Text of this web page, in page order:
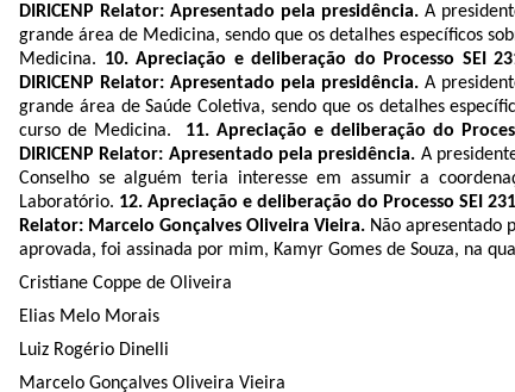
DIRICENP Relator: Apresentado pela presidência.A
grande área de Medicina, sendo que os detalhes específicos
Medicina. 10. Apreciação e deliberação do Processo SEI
DIRICENP Relator: Apresentado pela presidência.A
grande área de Saúde Coletiva, sendo que os detalhes
curso de Medicina. 11. Apreciação e deliberação do
DIRICENP Relator: Apresentado pela presidência. A
Conselho se alguém teria interesse em assumir a
Laboratório. 12. Apreciação e deliberação do Processo SEI
Relator: Marcelo Gonçalves Oliveira Vieira. Não apresentado
aprovada, foi assinada por mim, Kamyr Gomes de Souza, na
Cristiane Coppe de Oliveira
Elias Melo Morais
Luiz Rogério Dinelli
Marcelo Gonçalves Oliveira Vieira